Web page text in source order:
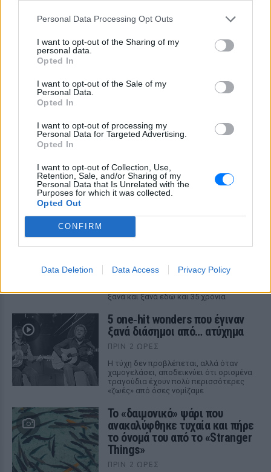
Personal Data Processing Opt Outs
I want to opt-out of the Sharing of my
personal data.
Opted In
I want to opt-out of the Sale of my
Personal Data.
Opted In
I want to opt-out of processing my
Personal Data for Targeted Advertising.
Opted In
I want to opt-out of Collection, Use,
Retention, Sale, and/or Sharing of my
Personal Data that Is Unrelated with the
Purposes for which it was collected.
Opted Out
CONFIRM
Data Deletion Data Access Privacy Policy
ΣΤΗΝ ΙΔΙΑ ΚΑΤΗΓΟΡΙΑ
Το ελληνικό comfort TV έχει
εξακολουθεί να σαρώνει στις
ΠΡΙΝ 2 ΏΡΕΣ
ξανά και ξανά εδώ και 35 χρόνια
5 one‑hit wonders που έγιναν
ξανά διάσημοι από… ατύχημα
ΠΡΙΝ 2 ΏΡΕΣ
Η τύχη δεν προβλέπεται, αλλά όταν
χαμογελάσει, αποδεικνύει ότι ορισμένα
τραγούδια έχουν πολύ περισσότερες
«ζωές» από όσες νομίζαμε
Το «δαιμονικό» ψάρι που
ανακαλύφθηκε τυχαία και πήρε
το όνομά του από το «Stranger
Things»
ΠΡΙΝ 2 ΏΡΕΣ